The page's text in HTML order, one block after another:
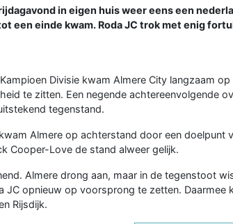
in eigen huis weer eens een
een einde kwam. Roda JC trok met enig
Divisie kwam Almere City langzaam
te zitten. Een negende achtereenvolgende
tegenstand.
Almere op achterstand door een doelpunt
Cooper-Love de stand alweer gelijk.
Almere drong aan, maar in de tegenstoot
JC opnieuw op voorsprong te zetten. Daarmee
Rijsdijk.